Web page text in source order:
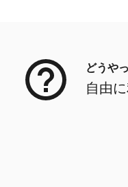
どうや
自由